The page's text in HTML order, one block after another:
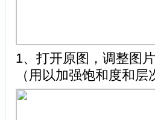
1、打开原图，调整图
（用以加强饱和度和